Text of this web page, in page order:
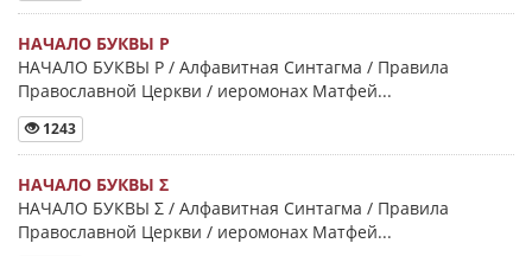
НАЧАЛО БУКВЫ Ρ
НАЧАЛО БУКВЫ Ρ / Алфавитная Синтагма / Правила
Православной Церкви / иеромонах Матфей...
1243
НАЧАЛО БУКВЫ Σ
НАЧАЛО БУКВЫ Σ / Алфавитная Синтагма / Правила
Православной Церкви / иеромонах Матфей...